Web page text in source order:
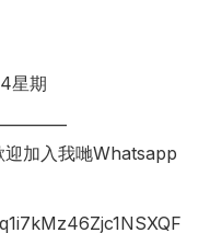
星期
迎加入我哋Whatsapp